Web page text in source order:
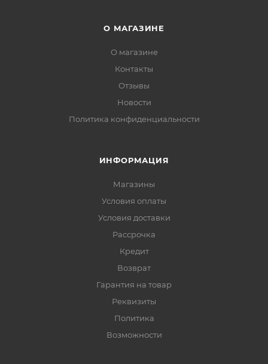
О МАГАЗИНЕ
О магазине
Контакты
Отзывы
Новости
Политика конфиденциальности
ИНФОРМАЦИЯ
Магазины
Условия оплаты
Условия доставки
Рассрочка
Кредит
Возврат
Гарантия на товар
Реквизиты
Политика
Возможности